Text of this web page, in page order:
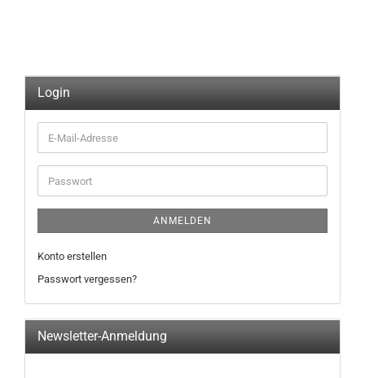
Login
E-
Mail-
Adresse
Passwort
ANMELDEN
Konto erstellen
Passwort vergessen?
Newsletter-Anmeldung